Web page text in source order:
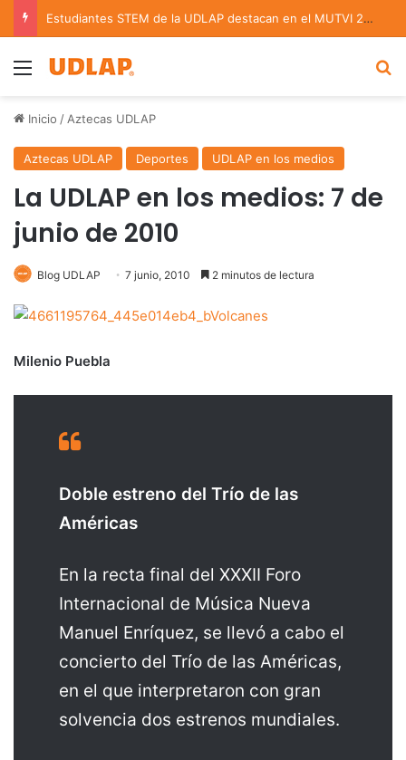
Estudiantes STEM de la UDLAP destacan en el MUTVI 2026
Menu
Inicio / Aztecas UDLAP
Aztecas UDLAP Deportes UDLAP en los medios
La UDLAP en los medios: 7 de
junio de 2010
Blog UDLAP 7 junio, 2010 2 minutos de lectura
Milenio Puebla
Doble estreno del Trío de las
Américas
En la recta final del XXXII Foro
Internacional de Música Nueva
Manuel Enríquez, se llevó a cabo el
concierto del Trío de las Américas,
en el que interpretaron con gran
solvencia dos estrenos mundiales.